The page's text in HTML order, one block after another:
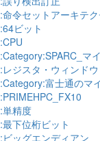
:命令セットアーキテ
:64ビット
:CPU
:Category:SPARC_マ
:レジスタ・ウィンドウ
:Category:富士通のマ
:PRIMEHPC_FX10
:単精度
:最下位桁ビット
:ビッグエンディアン